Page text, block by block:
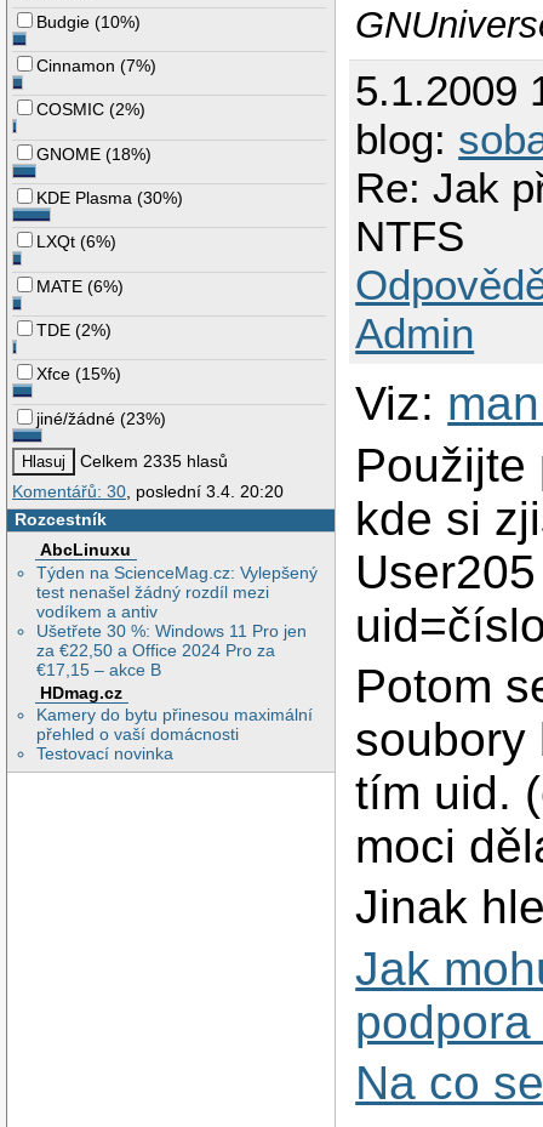
Budgie (10%)
Cinnamon (7%)
COSMIC (2%)
GNOME (18%)
KDE Plasma (30%)
LXQt (6%)
MATE (6%)
TDE (2%)
Xfce (15%)
jiné/žádné (23%)
Celkem 2335 hlasů
Komentářů: 30, poslední 3.4. 20:20
Rozcestník
AbcLinuxu
Týden na ScienceMag.cz: Vylepšený
test nenašel žádný rozdíl mezi
vodíkem a antiv
Ušetřete 30 %: Windows 11 Pro jen
za €22,50 a Office 2024 Pro za
€17,15 – akce B
HDmag.cz
Kamery do bytu přinesou maximální
přehled o vaší domácnosti
Testovací novinka
5.1.2009
blog:
Re: Jak
NTFS
Admin
Viz:
Použijte
kde si
Potom
soubory
tím uid.
moci
Jinak
Jak
Na co